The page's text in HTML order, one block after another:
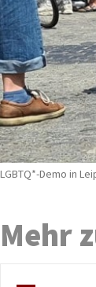
LGBTQ*-Demo in
Mehr